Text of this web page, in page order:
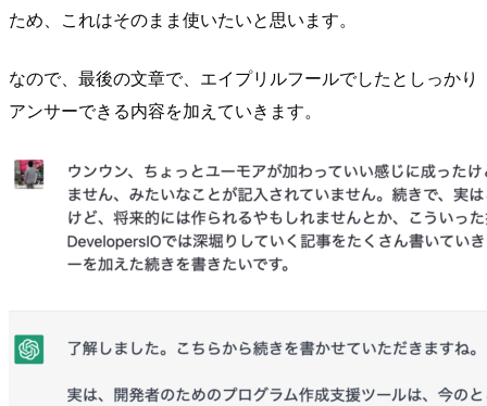
ため、これはそのまま使いたいと思います。
なので、最後の文章で、エイプリルフールでしたとしっかり
アンサーできる内容を加えていきます。